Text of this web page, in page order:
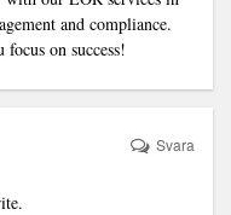
and compliance.
on success!
Svara